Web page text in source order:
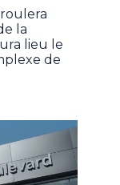
la
lieu le
de